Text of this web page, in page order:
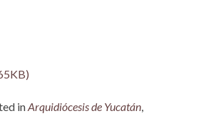
inArquidiócesis de Yucatán,